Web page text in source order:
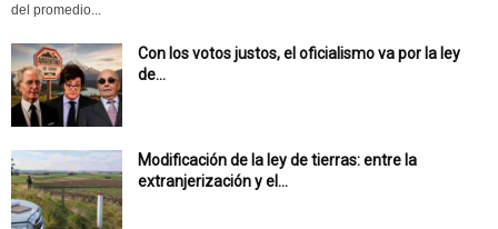
del promedio...
Con los votos justos, el oficialismo va por la ley
de...
Modificación de la ley de tierras: entre la
extranjerización y el...